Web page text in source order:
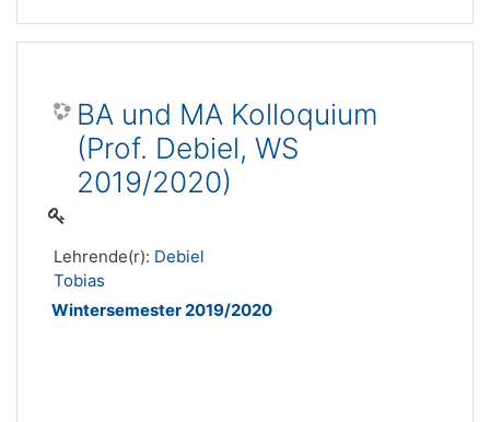
BA und MA Kolloquium
(Prof. Debiel, WS
2019/2020)
Lehrende(r): Debiel
Tobias
Wintersemester 2019/2020